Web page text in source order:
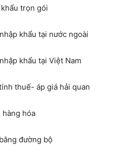
trọn gói
khẩu tại nước ngoài
khẩu tại Việt Nam
thuế- áp giá hải quan
hàng hóa
đường bộ